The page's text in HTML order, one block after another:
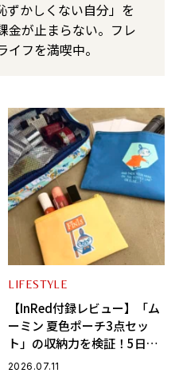
ずかしくない自分」を
金が止まらない。フレ
フを満喫中。
LIFESTYLE
【InRed付録レビュー】「ム
ーミン 夏色ポーチ3点セッ
ト」の収納力を検証！5日分
のスキンケアは入る？
2026.07.11